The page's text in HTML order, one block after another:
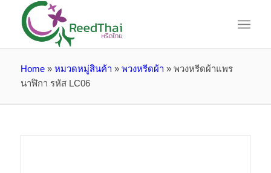
Home » หมวดหมู่สินค้า » พวงหรีดผ้า » พวงหรีดผ้าแพร
นาฬิกา รหัส LC06